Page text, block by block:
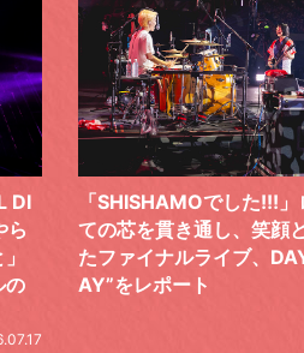
し
っ
D
TOMOO、３台の鍵盤で
気感」を鮮やかに描いた
レポート